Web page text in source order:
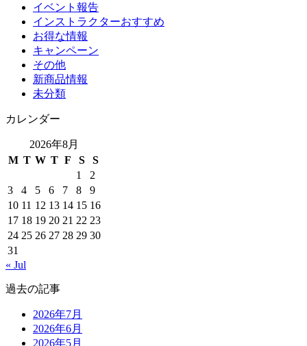
イベント報告
インストラクターおすすめ
お得な情報
キャンペーン
その他
新商品情報
未分類
カレンダー
2026年8月
M T W T F S
S
1
2
3
4 5 6 7 8
9
10 11 12 13 14 15 16
17 18 19 20 21 22 23
24 25 26 27 28 29 30
31
« Jul
過去の記事
2026年7月
2026年6月
2026年5月